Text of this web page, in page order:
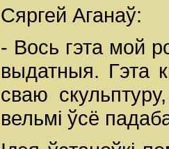
Сяргей Аганаў:
- Вось гэта мой
выдатныя. Гэта
сваю
вельмі ўсё